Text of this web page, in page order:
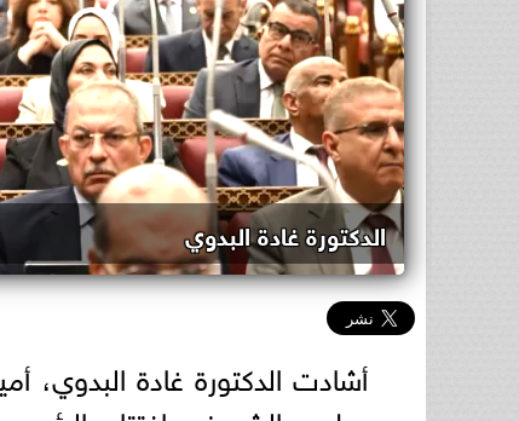
الدكتورة غادة البدوي
أشادت الدكتورة غادة البدوي،